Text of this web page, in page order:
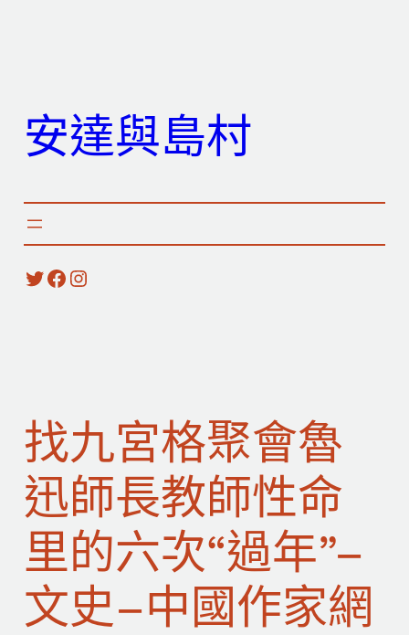
安達與島村
X Facebook Instagram
找九宮格聚會魯
迅師長教師性命
里的六次“過年”–
文史–中國作家網